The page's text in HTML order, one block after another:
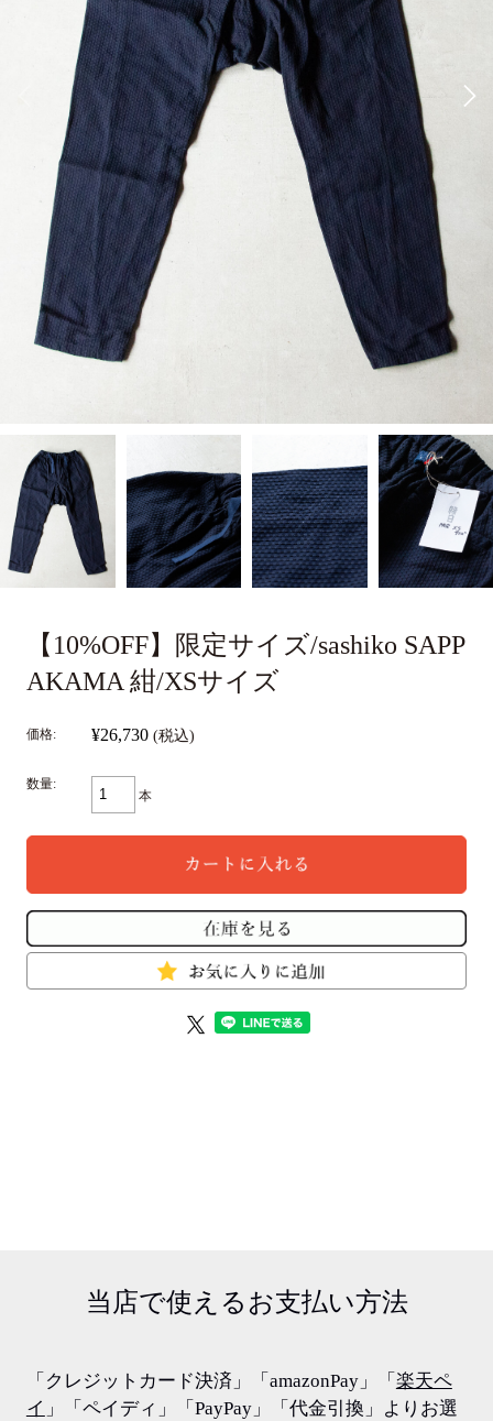
【10%OFF】限定サイズ/sashiko SAPP
AKAMA 紺/XSサイズ
価格: ¥26,730 (税込)
数量:
本
当店で使える お支払い方法
「クレジットカード決済」「amazonPay」「 楽天ペ
イ 」「ペイディ」「PayPay」「代金引換」よりお選